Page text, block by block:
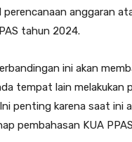
anggaran
tahun 2024.
ini akan
tempat lain melakukan
penting karena saat ini
pembahasan KUA